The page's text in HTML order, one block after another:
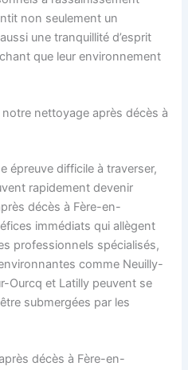
non seulement un
une tranquillité d’esprit
que leur environnement
nettoyage après décès à
épreuve difficile à traverser,
rapidement devenir
décès à Fère-en-
immédiats qui allègent
professionnels spécialisés,
comme Neuilly-
Ourcq et Latilly peuvent se
submergées par les
décès à Fère-en-